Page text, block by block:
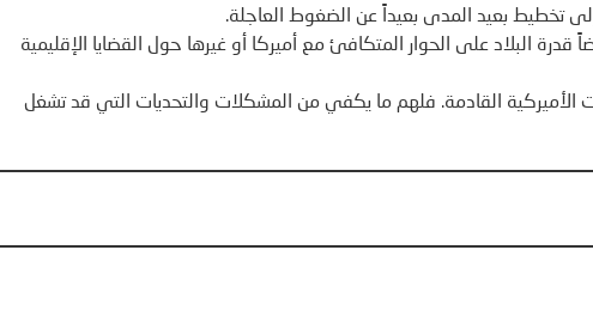
تخطيط بعيد المدى بعيداً عن الضغوط العاجلة.
قدرة البلاد على الحوار المتكافئ مع أميركا أو غيرها حول القضايا الإقليمية
الأميركية القادمة. فلهم ما يكفي من المشكلات والتحديات التي قد تشغل